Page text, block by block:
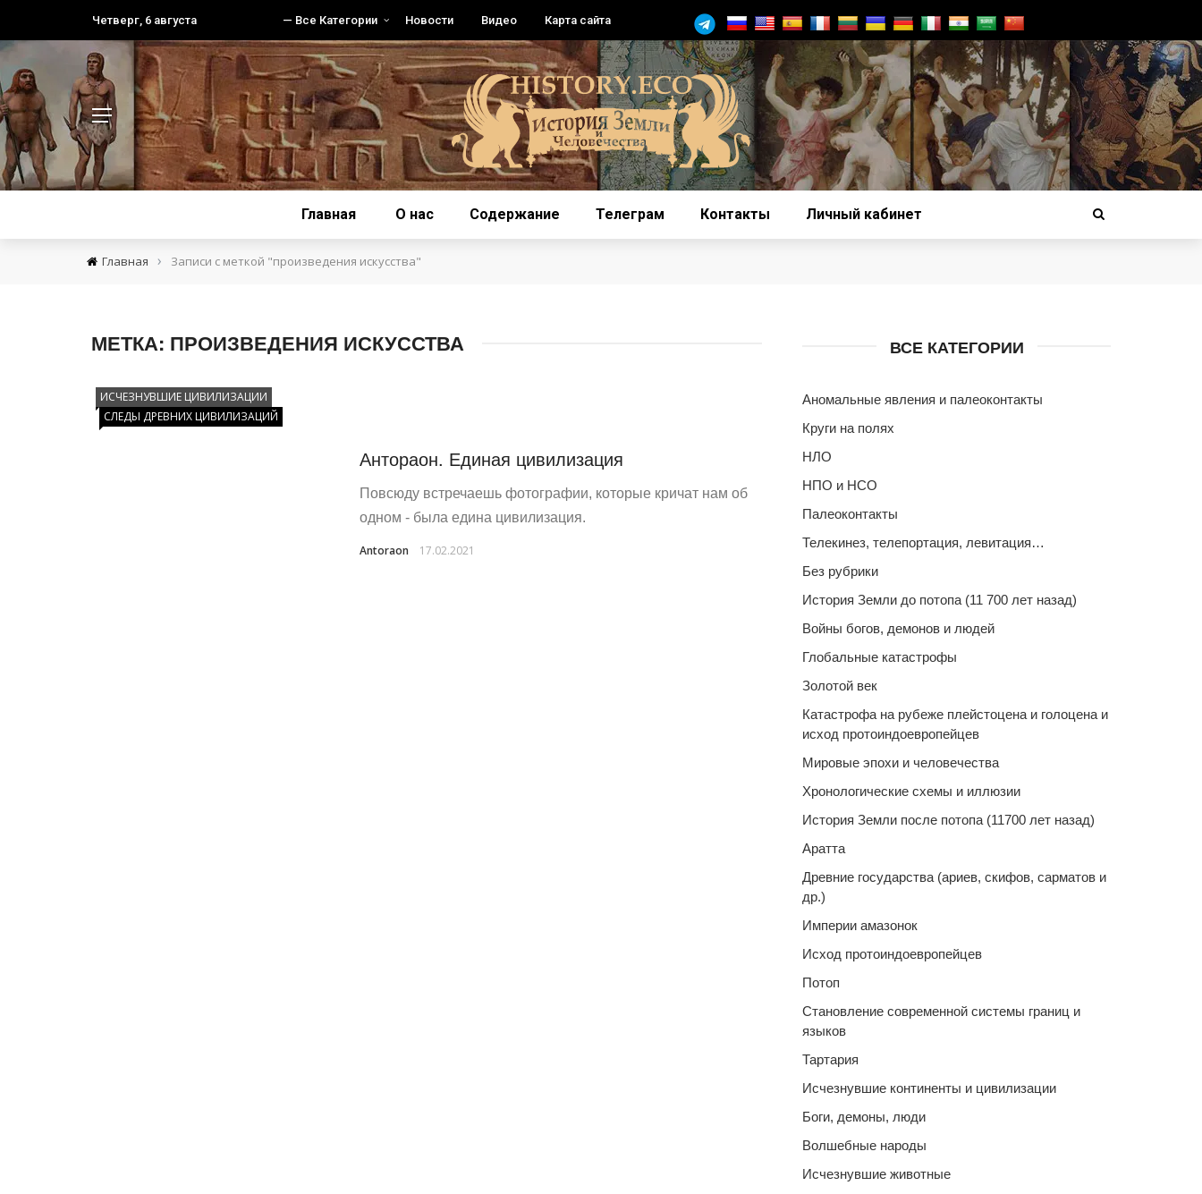
Четверг, 6 августа — Все Категории Новости Видео Карта сайта
Главная О нас Содержание Телеграм Контакты Личный кабинет
Главная › Записи с меткой "произведения искусства"
МЕТКА: ПРОИЗВЕДЕНИЯ ИСКУССТВА
ИСЧЕЗНУВШИЕ ЦИВИЛИЗАЦИИ
СЛЕДЫ ДРЕВНИХ ЦИВИЛИЗАЦИЙ
Антораон. Единая цивилизация
Повсюду встречаешь фотографии, которые кричат нам об
одном - была едина цивилизация.
Antoraon 17.02.2021
ВСЕ КАТЕГОРИИ
Аномальные явления и палеоконтакты
Круги на полях
НЛО
НПО и НСО
Палеоконтакты
Телекинез, телепортация, левитация…
Без рубрики
История Земли до потопа (11 700 лет назад)
Войны богов, демонов и людей
Глобальные катастрофы
Золотой век
Катастрофа на рубеже плейстоцена и голоцена и
исход протоиндоевропейцев
Мировые эпохи и человечества
Хронологические схемы и иллюзии
История Земли после потопа (11700 лет назад)
Аратта
Древние государства (ариев, скифов, сарматов и
др.)
Империи амазонок
Исход протоиндоевропейцев
Потоп
Становление современной системы границ и
языков
Тартария
Исчезнувшие континенты и цивилизации
Боги, демоны, люди
Волшебные народы
Исчезнувшие животные